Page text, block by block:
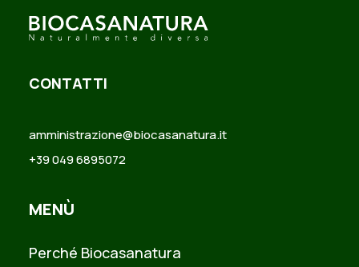
CONTATTI
amministrazione@biocasanatura.it
+39 049 6895072
MENÙ
Perché Biocasanatura